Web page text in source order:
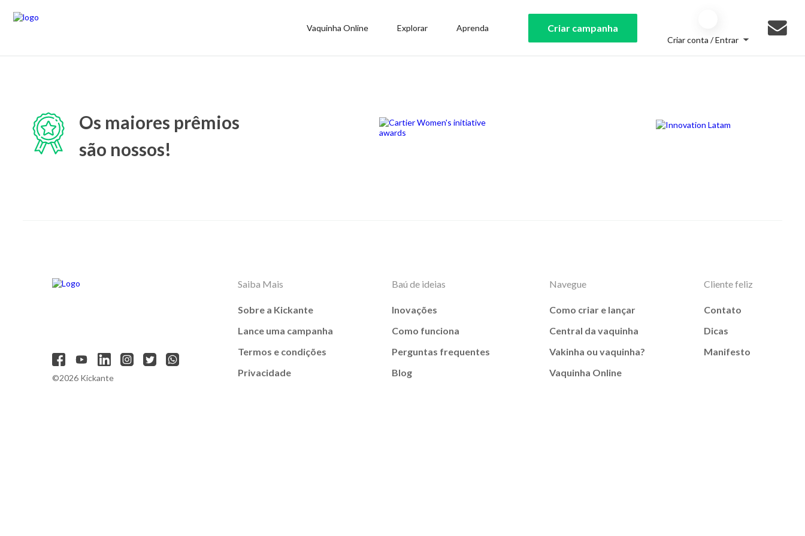
Vaquinha Online Explorar Aprenda Criar campanha
Criar conta / Entrar
Os maiores prêmios
são nossos!
©2026 Kickante
Saiba Mais
Sobre a Kickante
Lance uma campanha
Termos e condições
Privacidade
Baú de ideias
Inovações
Como funciona
Perguntas frequentes
Blog
Navegue
Como criar e lançar
Central da vaquinha
Vakinha ou vaquinha?
Vaquinha Online
Cliente feliz
Contato
Dicas
Manifesto